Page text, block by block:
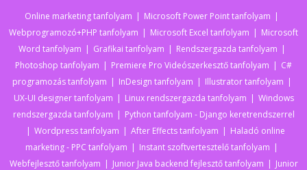
Online marketing tanfolyam
Microsoft Power Point tanfolyam
Webprogramozó+PHP tanfolyam
Microsoft Excel tanfolyam
Microsoft
Word tanfolyam
Grafikai tanfolyam
Rendszergazda tanfolyam
Photoshop tanfolyam
Premiere Pro Videószerkesztő tanfolyam
C#
programozás tanfolyam
InDesign tanfolyam
Illustrator tanfolyam
UX-UI designer tanfolyam
Linux rendszergazda tanfolyam
Windows
rendszergazda tanfolyam
Python tanfolyam - Django keretrendszerrel
Wordpress tanfolyam
After Effects tanfolyam
Haladó online
marketing - PPC tanfolyam
Instant szoftvertesztelő tanfolyam
Webfejlesztő tanfolyam
Junior Java backend fejlesztő tanfolyam
Junior